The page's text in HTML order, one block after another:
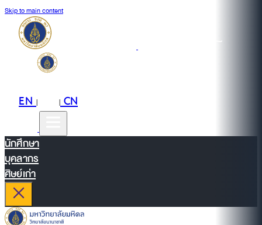
Skip to main content
EN| |CN
นักศึกษา
บุคลากร
ศิษย์เก่า